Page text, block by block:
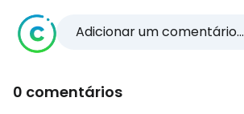
Adicionar um comentário...
0 comentários